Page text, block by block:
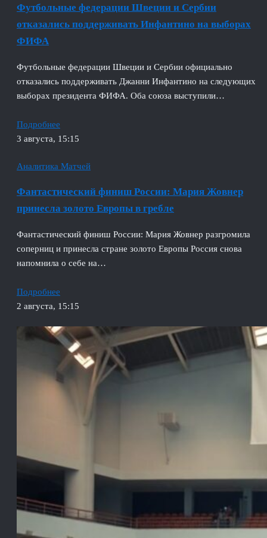
Футбольные федерации Швеции и Сербии
отказались поддерживать Инфантино на выборах
ФИФА
Футбольные федерации Швеции и Сербии официально
отказались поддерживать Джанни Инфантино на следующих
выборах президента ФИФА. Оба союза выступили…
Подробнее
3 августа, 15:15
Аналитика Матчей
Фантастический финиш России: Мария Жовнер
принесла золото Европы в гребле
Фантастический финиш России: Мария Жовнер разгромила
соперниц и принесла стране золото Европы Россия снова
напомнила о себе на…
Подробнее
2 августа, 15:15